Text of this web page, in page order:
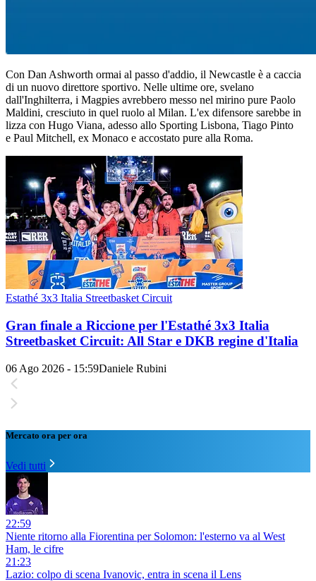
Con Dan Ashworth ormai al passo d'addio, il Newcastle è a caccia
di un nuovo direttore sportivo. Nelle ultime ore, svelano
dall'Inghilterra, i Magpies avrebbero messo nel mirino pure Paolo
Maldini, cresciuto in quel ruolo al Milan. L'ex difensore sarebbe in
lizza con Hugo Viana, adesso allo Sporting Lisbona, Tiago Pinto
e Paul Mitchell, ex Monaco e accostato pure alla Roma.
Estathé 3x3 Italia Streetbasket Circuit
Gran finale a Riccione per l'Estathé 3x3 Italia
Streetbasket Circuit: All Star e DKB regine d'Italia
06 Ago 2026 - 15:59Daniele Rubini
Mercato ora per ora
Vedi tutti
22:59
Niente ritorno alla Fiorentina per Solomon: l'esterno va al West
Ham, le cifre
21:23
Lazio: colpo di scena Ivanovic, entra in scena il Lens